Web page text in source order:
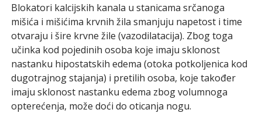
Blokatori kalcijskih kanala u stanicama srčanoga
mišića i mišićima krvnih žila smanjuju napetost i time
otvaraju i šire krvne žile (vazodilatacija). Zbog toga
učinka kod pojedinih osoba koje imaju sklonost
nastanku hipostatskih edema (otoka potkoljenica kod
dugotrajnog stajanja) i pretilih osoba, koje također
imaju sklonost nastanku edema zbog volumnoga
opterećenja, može doći do oticanja nogu.